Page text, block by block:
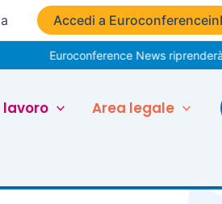
Accedi a
Euroconference News riprenderà le
lavoro Area legale